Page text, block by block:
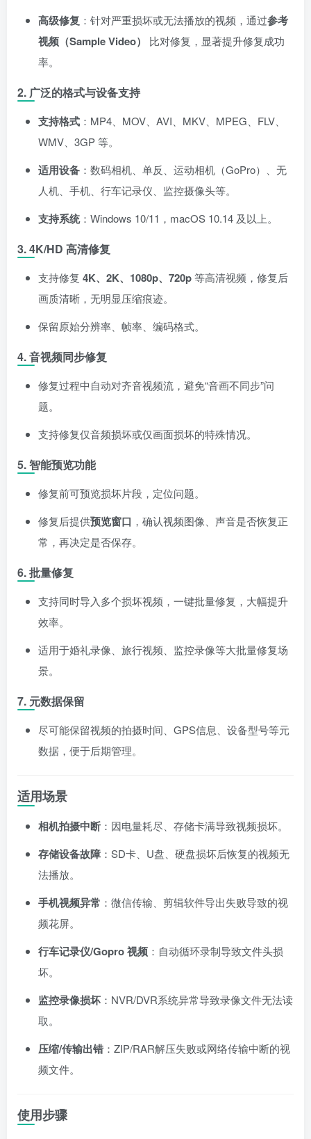
高级修复 ：针对严重损坏或无法播放的视频，通过参考
视频（Sample Video）
比对修复，显著提升修复成功
率。
2. 广泛的格式与设备支持
支持格式 ：MP4、MOV、AVI、MKV、MPEG、FLV、
WMV、3GP 等。
适用设备 ：数码相机、单反、运动相机（GoPro）、无
人机、手机、行车记录仪、监控摄像头等。
支持系统：Windows 10/11，macOS 10.14 及以上。
3. 4K/HD 高清修复
支持修复 4K、2K、1080p、720p等高清视频，修复后
画质清晰，无明显压缩痕迹。
保留原始分辨率、帧率、编码格式。
4. 音视频同步修复
修复过程中自动对齐音视频流，避免“音画不同步”问
题。
支持修复仅音频损坏或仅画面损坏的特殊情况。
5. 智能预览功能
修复前可预览损坏片段，定位问题。
修复后提供预览窗口 ，确认视频图像、声音是否恢复正
常，再决定是否保存。
6. 批量修复
支持同时导入多个损坏视频，一键批量修复，大幅提升
效率。
适用于婚礼录像、旅行视频、监控录像等大批量修复场
景。
7. 元数据保留
尽可能保留视频的拍摄时间、GPS信息、设备型号等元
数据，便于后期管理。
适用场景
相机拍摄中断 ：因电量耗尽、存储卡满导致视频损坏。
存储设备故障 ：SD卡、U盘、硬盘损坏后恢复的视频无
法播放。
手机视频异常 ：微信传输、剪辑软件导出失败导致的视
频花屏。
行车记录仪/Gopro 视频 ：自动循环录制导致文件头损
坏。
监控录像损坏 ：NVR/DVR系统异常导致录像文件无法读
取。
压缩/传输出错：ZIP/RAR解压失败或网络传输中断的视
频文件。
使用步骤